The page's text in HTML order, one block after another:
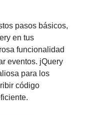
pasos básicos,
en tus
funcionalidad
eventos. jQuery
para los
código